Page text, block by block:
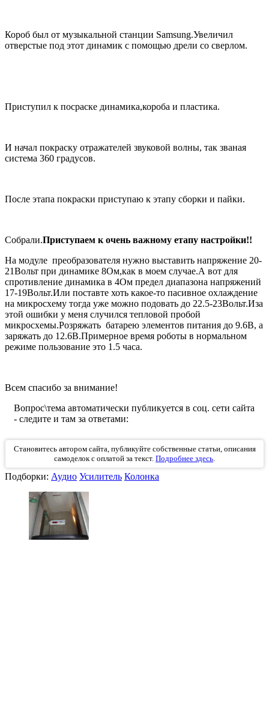
Короб был от музыкальной станции Samsung.Увеличил
отверстые под этот динамик с помощью дрели со сверлом.
Приступил к посраске динамика,короба и пластика.
И начал покраску отражателей звуковой волны, так званая
система 360 градусов.
После этапа покраски приступаю к этапу сборки и пайки.
Собрали.Приступаем к очень важному етапу настройки!!
На модуле преобразователя нужно выставить напряжение 20-
21Вольт при динамике 8Ом,как в моем случае.А вот для
спротивление динамика в 4Ом предел диапазона напряжений
17-19Вольт.Или поставте хоть какое-то пасивное охлаждение
на микросхему тогда уже можно подовать до 22.5-23Вольт.Иза
этой ошибки у меня случился тепловой пробой
микросхемы.Розряжать батарею элементов питания до 9.6В, а
заряжать до 12.6В.Примерное время роботы в нормальном
режиме пользование это 1.5 часа.
Всем спасибо за внимание!
Вопрос\тема автоматически публикуется в соц. сети сайта
- следите и там за ответами:
Становитесь автором сайта, публикуйте собственные статьи, описания
самоделок с оплатой за текст. Подробнее здесь
Подборки: Аудио Усилитель Колонка